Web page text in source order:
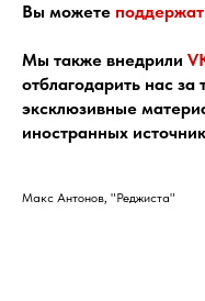
Вы можете
Мы также внедрили
отблагодарить нас за
эксклюзивные
иностранных
Макс Антонов, "Реджиста"